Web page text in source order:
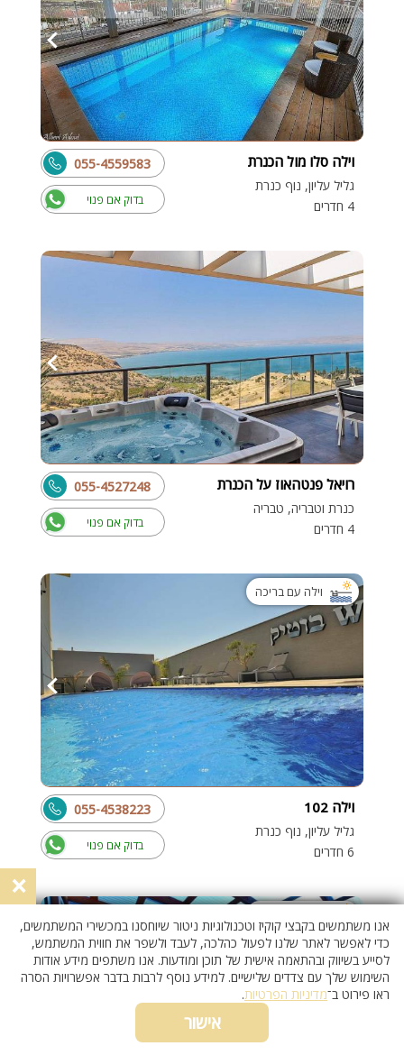
וילה סלו מול הכנרת
גליל עליון, נוף כנרת
4 חדרים
בדוק אם פנוי
055-4559583
רויאל פנטהאוז על הכנרת
כנרת וטבריה, טבריה
4 חדרים
בדוק אם פנוי
055-4527248
וילה עם בריכה
וילה 102
גליל עליון, נוף כנרת
6 חדרים
בדוק אם פנוי
055-4538223
×
אנו משתמשים בקבצי קוקיז וטכנולוגיות ניטור שיוחסנו במכשירי המשתמשים,
כדי לאפשר לאתר שלנו לפעול כהלכה, לעבד ולשפר את חווית המשתמש,
לסייע בשיווק ובהתאמה אישית של תוכן ומודעות. אנו משתפים מידע אודות
השימוש שלך עם צדדים שלישיים. למידע נוסף לרבות בדבר אפשרויות הסרה
ראו פירוט ב־מדיניות הפרטיות.
אישור